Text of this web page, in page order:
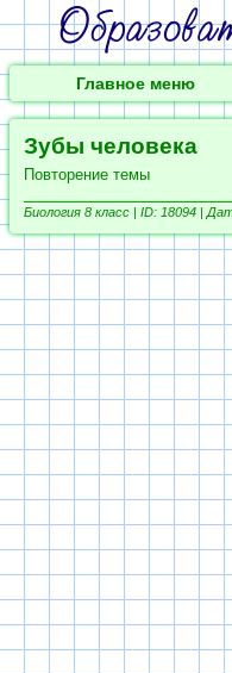
Главное меню
Зубы человека
Повторение темы
Биология 8 класс | ID: 18094 |